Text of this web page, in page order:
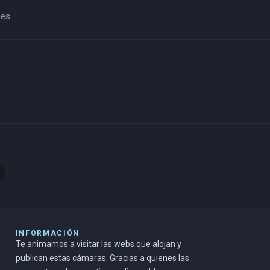
INFORMACIÓN
Te animamos a visitar las webs que alojan y
publican estas cámaras. Gracias a quienes las